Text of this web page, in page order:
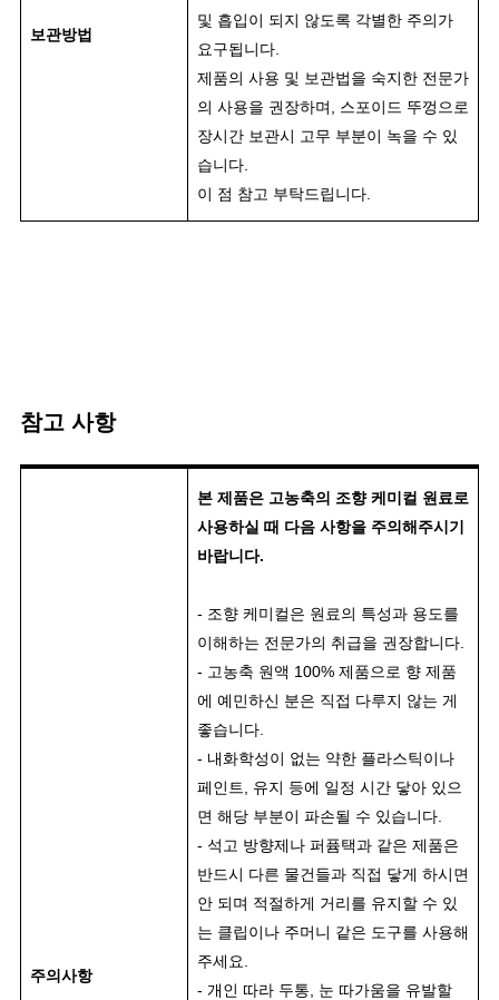
보관방법
및 흡입이 되지 않도록 각별한 주의가
요구됩니다.
제품의 사용 및 보관법을 숙지한 전문가
의 사용을 권장하며, 스포이드 뚜껑으로
장시간 보관시 고무 부분이 녹을 수 있
습니다.
이 점 참고 부탁드립니다.
참고 사항
주의사항
본 제품은 고농축의 조향 케미컬 원료로
사용하실 때 다음 사항을 주의해주시기
바랍니다.
- 조향 케미컬은 원료의 특성과 용도를
이해하는 전문가의 취급을 권장합니다.
- 고농축 원액 100% 제품으로 향 제품
에 예민하신 분은 직접 다루지 않는 게
좋습니다.
- 내화학성이 없는 약한 플라스틱이나
페인트, 유지 등에 일정 시간 닿아 있으
면 해당 부분이 파손될 수 있습니다.
- 석고 방향제나 퍼퓸택과 같은 제품은
반드시 다른 물건들과 직접 닿게 하시면
안 되며 적절하게 거리를 유지할 수 있
는 클립이나 주머니 같은 도구를 사용해
주세요.
- 개인 따라 두통, 눈 따가움을 유발할